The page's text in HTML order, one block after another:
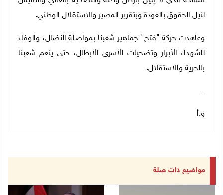
لنيل الحقوق بالعودة وبتقرير المصير والاستقلال الوطني.
وعاهدت حركة "فتح" جماهير شعبنا بمواصلة النضال، والوفاء
للشهداء الأبرار وتضحيات الأسرى الأبطال، حتى ينعم شعبنا
بالحرية والاستقلال.
ـــــ
و.أ
مواضيع ذات صلة